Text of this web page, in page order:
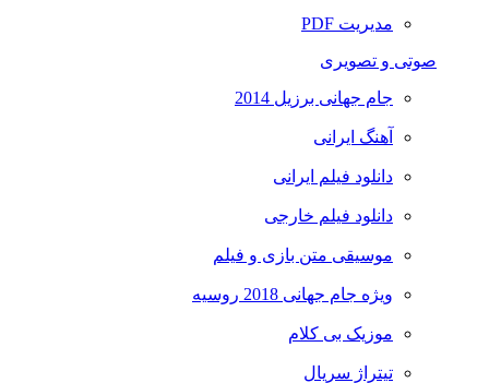
مدیریت PDF
صوتی و تصویری
جام جهانی برزیل 2014
آهنگ ایرانی
دانلود فیلم ایرانی
دانلود فیلم خارجی
موسیقی متن بازی و فیلم
ویژه جام جهانی 2018 روسیه
موزیک بی کلام
تیتراژ سریال